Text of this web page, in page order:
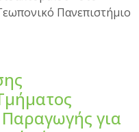
Πανεπιστήμιο
για